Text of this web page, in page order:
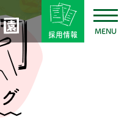
採用情報
MENU